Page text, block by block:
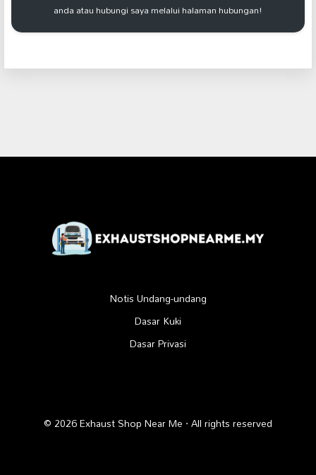
anda atau hubungi saya melalui halaman hubungan!
Notis Undang-undang
Dasar Kuki
Dasar Privasi
© 2026 Exhaust Shop Near Me · All rights reserved